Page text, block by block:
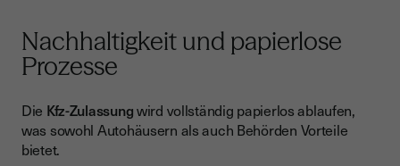
Nachhaltigkeit und papierlose
Prozesse
Die Kfz-Zulassungwird vollständig papierlos ablaufen,
was sowohl Autohäusern als auch Behörden Vorteile
bietet.